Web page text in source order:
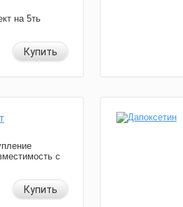
на 5ть
Купить
с
Купить